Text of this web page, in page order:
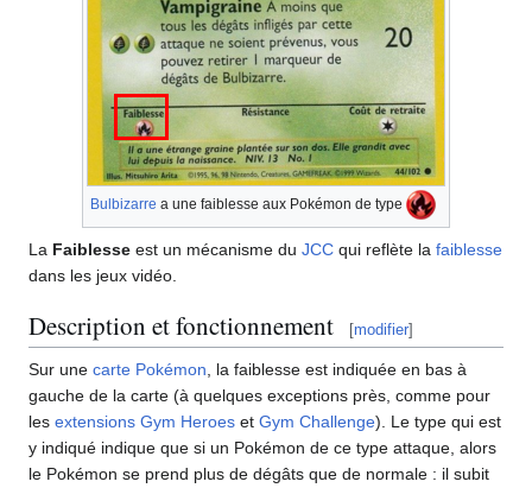
Bulbizarre a une faiblesse aux Pokémon de type
La Faiblesse est un mécanisme du JCC qui reflète la faiblesse
dans les jeux vidéo.
Description et fonctionnement [modifier]
Sur une carte Pokémon , la faiblesse est indiquée en bas à
gauche de la carte (à quelques exceptions près, comme pour
les extensions Gym Heroes et Gym Challenge). Le type qui est
y indiqué indique que si un Pokémon de ce type attaque, alors
le Pokémon se prend plus de dégâts que de normale : il subit